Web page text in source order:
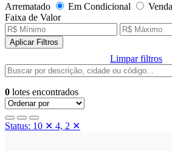
Arrematado
Em Condicional
Faixa de Valor
Aplicar Filtros
Limpar filtros
0 lotes encontrados
Status: 10 ✕ 4, 2 ✕